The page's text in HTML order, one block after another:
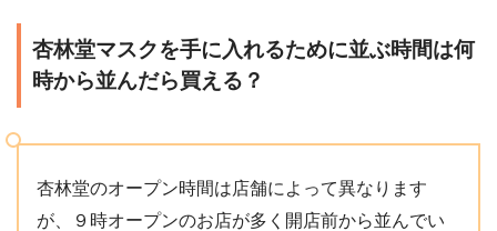
杏林堂マスクを手に入れるために並ぶ時間は何
時から並んだら買える？
杏林堂のオープン時間は店舗によって異なります
が、９時オープンのお店が多く開店前から並んでい